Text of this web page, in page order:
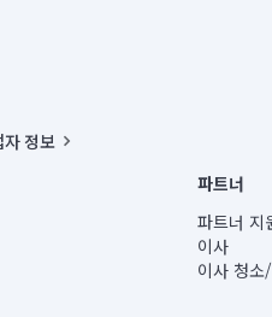
정보
87-00271 | 인허가번호 : 2016-
서울종로-1400(공정거래위원회 정
COLUMBIA RHEE
시 종로구 율곡로 6(중학동, 트윈트리빌
종로구 수송동 율곡로 24, 7층, 8층 미
파트너
파트너 지
이사
이사 청